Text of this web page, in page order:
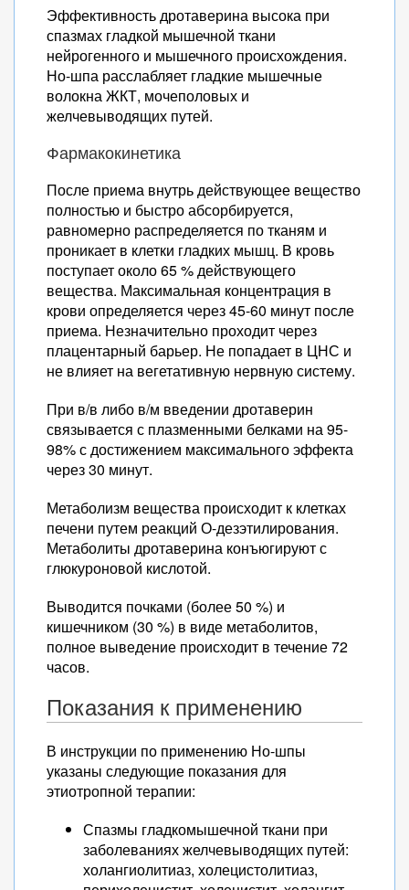
Эффективность дротаверина высока при
спазмах гладкой мышечной ткани
нейрогенного и мышечного происхождения.
Но-шпа расслабляет гладкие мышечные
волокна ЖКТ, мочеполовых и
желчевыводящих путей.
Фармакокинетика
После приема внутрь действующее вещество
полностью и быстро абсорбируется,
равномерно распределяется по тканям и
проникает в клетки гладких мышц. В кровь
поступает около 65 % действующего
вещества. Максимальная концентрация в
крови определяется через 45-60 минут после
приема. Незначительно проходит через
плацентарный барьер. Не попадает в ЦНС и
не влияет на вегетативную нервную систему.
При в/в либо в/м введении дротаверин
связывается с плазменными белками на 95-
98% с достижением максимального эффекта
через 30 минут.
Метаболизм вещества происходит к клетках
печени путем реакций О-дезэтилирования.
Метаболиты дротаверина конъюгируют с
глюкуроновой кислотой.
Выводится почками (более 50 %) и
кишечником (30 %) в виде метаболитов,
полное выведение происходит в течение 72
часов.
Показания к применению
В инструкции по применению Но-шпы
указаны следующие показания для
этиотропной терапии:
Спазмы гладкомышечной ткани при
заболеваниях желчевыводящих путей:
холангиолитиаз, холецистолитиаз,